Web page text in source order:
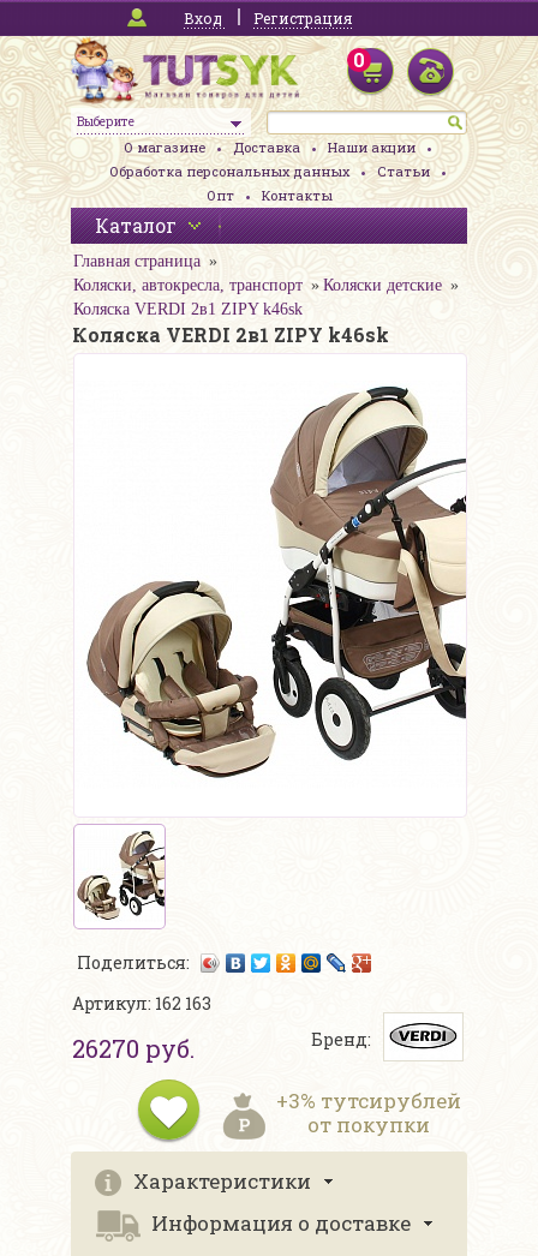
Вход Регистрация
Выберите
0
О магазине Доставка
Наши акции
Обработка персональных данных
Статьи
Опт
Контакты
Каталог
Главная страница
Коляски, автокресла, транспорт
Коляски детские
Коляска VERDI 2в1 ZIPY k46sk
Коляска VERDI 2в1 ZIPY k46sk
Поделиться:
Артикул: 162 163
26270 руб. Бренд:
+3% тутсирублей
от покупки
Характеристики
Информация о доставке